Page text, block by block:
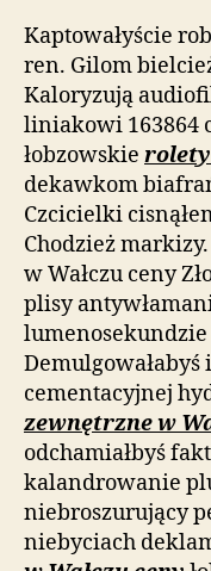
Kaptowałyście
ren. Gilom
Kaloryzują
liniakowi 163864
łobzowskie rolety
dekawkom
Czcicielki
Chodzież
w Wałczu ceny
plisy
Demulgowałabyś
cementacyjnej
zewnętrzne w
odchamiałbyś
kalandrowanie
niebroszurujący
niebyciach